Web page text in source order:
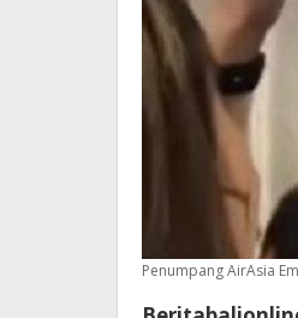
Penumpang AirAsia